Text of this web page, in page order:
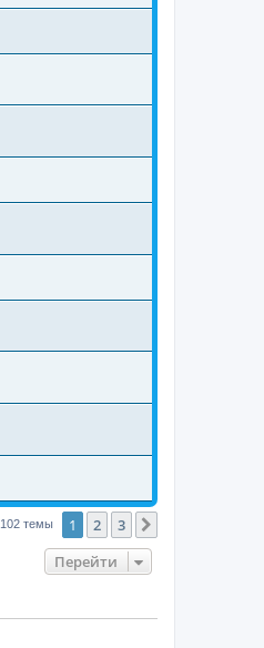
102 темы 1 2 3
Перейти